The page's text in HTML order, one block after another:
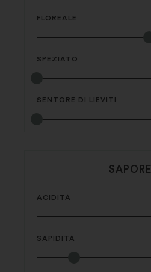
FLOREALE
SPEZIATO
SENTORE DI LIEVITI
SAPORE
ACIDITÀ
SAPIDITÀ